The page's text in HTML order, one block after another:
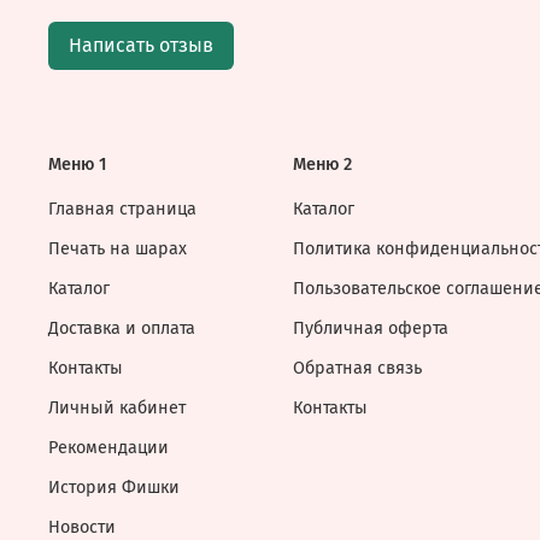
Написать отзыв
Меню 1
Главная страница
Печать на шарах
Каталог
Доставка и оплата
Контакты
Личный кабинет
Рекомендации
История Фишки
Новости
Меню 2
Каталог
Политика
Пользовательское
Публичная оферта
Обратная связь
Контакты